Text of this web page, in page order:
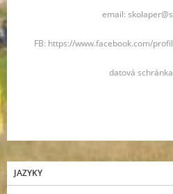
email:
FB: https://www.facebook.com/
datová
JAZYKY